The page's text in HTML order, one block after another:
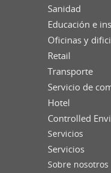
Sanidad
Educación e
Oficinas y
Retail
Transporte
Servicio de
Hotel
Controlled
Servicios
Servicios
Sobre nosotros